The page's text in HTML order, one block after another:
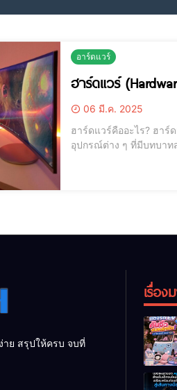
อาร์ดแวร์
ฮาร์ดแวร์
06 มี.ค. 2025
ฮาร์ดแวร์คืออะไร? ฮาร์ดแวร์ (Hardware) เป็นคำที่ใช้เรียกส่วนประกอบทางกายภาพของคอมพิวเตอร์ที่สามารถเห็นและสัมผัสได้ ซึ่งรวมถึง
อุปกรณ์ต่าง ๆ ที่มีบทบาท
าย สรุปให้ครบ จบที่
เรื่อง